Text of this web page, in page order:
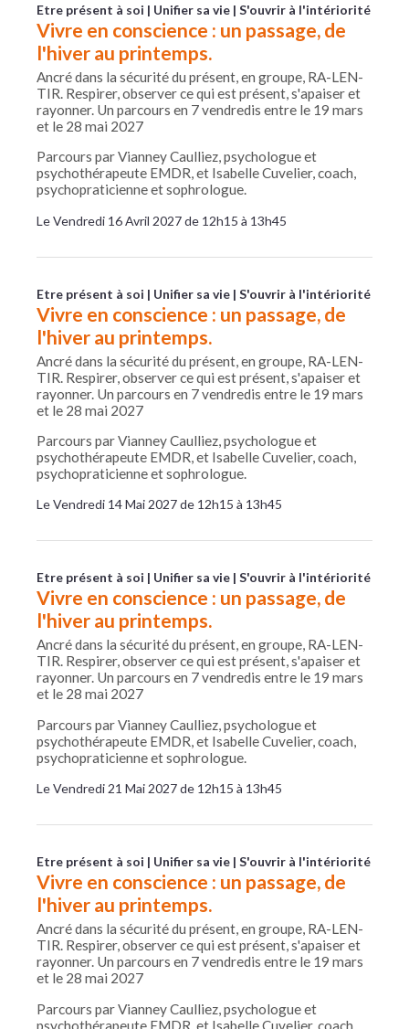
Etre présent à soi Unifier sa vie S'ouvrir à l'intériorité
Vivre en conscience : un passage, de
l'hiver au printemps.
Ancré dans la sécurité du présent, en groupe, RA-LEN-
TIR. Respirer, observer ce qui est présent, s'apaiser et
rayonner. Un parcours en 7 vendredis entre le 19 mars
et le 28 mai 2027
Parcours par Vianney Caulliez, psychologue et
psychothérapeute EMDR, et Isabelle Cuvelier, coach,
psychopraticienne et sophrologue.
Le Vendredi 16 Avril 2027 de 12h15 à 13h45
Etre présent à soi Unifier sa vie S'ouvrir à l'intériorité
Vivre en conscience : un passage, de
l'hiver au printemps.
Ancré dans la sécurité du présent, en groupe, RA-LEN-
TIR. Respirer, observer ce qui est présent, s'apaiser et
rayonner. Un parcours en 7 vendredis entre le 19 mars
et le 28 mai 2027
Parcours par Vianney Caulliez, psychologue et
psychothérapeute EMDR, et Isabelle Cuvelier, coach,
psychopraticienne et sophrologue.
Le Vendredi 14 Mai 2027 de 12h15 à 13h45
Etre présent à soi Unifier sa vie S'ouvrir à l'intériorité
Vivre en conscience : un passage, de
l'hiver au printemps.
Ancré dans la sécurité du présent, en groupe, RA-LEN-
TIR. Respirer, observer ce qui est présent, s'apaiser et
rayonner. Un parcours en 7 vendredis entre le 19 mars
et le 28 mai 2027
Parcours par Vianney Caulliez, psychologue et
psychothérapeute EMDR, et Isabelle Cuvelier, coach,
psychopraticienne et sophrologue.
Le Vendredi 21 Mai 2027 de 12h15 à 13h45
Etre présent à soi Unifier sa vie S'ouvrir à l'intériorité
Vivre en conscience : un passage, de
l'hiver au printemps.
Ancré dans la sécurité du présent, en groupe, RA-LEN-
TIR. Respirer, observer ce qui est présent, s'apaiser et
rayonner. Un parcours en 7 vendredis entre le 19 mars
et le 28 mai 2027
Parcours par Vianney Caulliez, psychologue et
psychothérapeute EMDR, et Isabelle Cuvelier, coach,